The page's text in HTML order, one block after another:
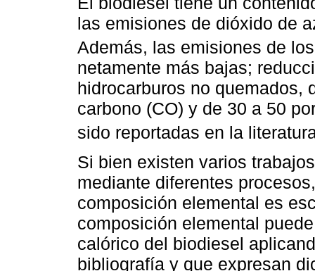
las emisiones de dióxido de
Además, las emisiones de
netamente más bajas;
hidrocarburos no quemados,
carbono (CO) y de 30 a 50
sido reportadas en la
Si bien existen varios
mediante diferentes
composición elemental es
composición elemental
calórico del biodiesel
bibliografía y que expresan